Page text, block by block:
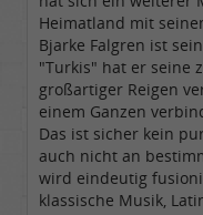
Heimatland mit
Bjarke Falgren ist
"Turkis" hat er seine
großartiger Reigen
einem Ganzen
Das ist sicher kein
auch nicht an
wird eindeutig
klassische Musik,